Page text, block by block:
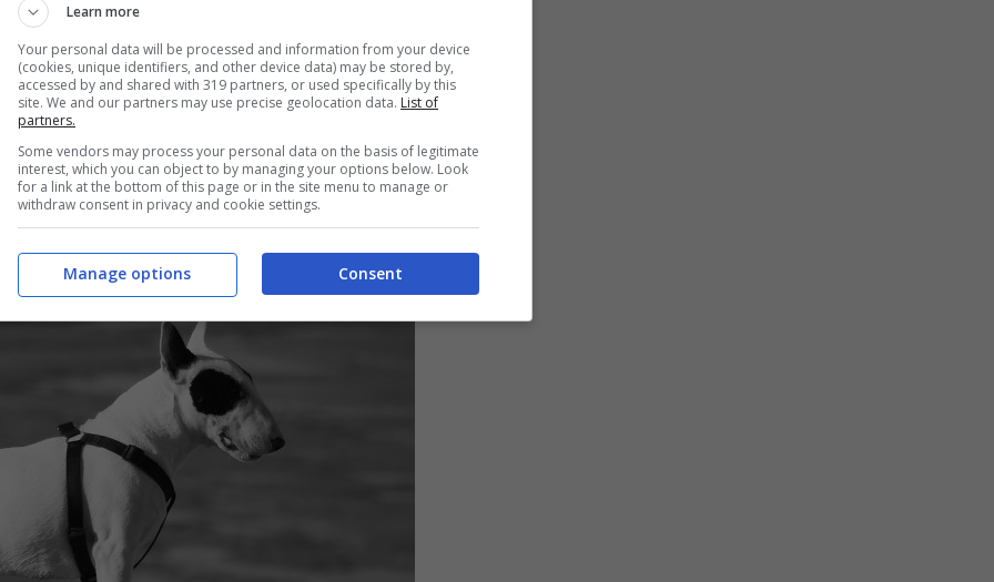
sembra abbassarsi in segno di sottomissione, e
Questa top vi stupirà!
Learn more
Your personal data will be processed and information from your device
(cookies, unique identifiers, and other device data) may be stored by,
accessed by and shared with 319 partners, or used specifically by this
site. We and our partners may use precise geolocation data. List of
partners.
Some vendors may process your personal data on the basis of legitimate
interest, which you can object to by managing your options below. Look
for a link at the bottom of this page or in the site menu to manage or
withdraw consent in privacy and cookie settings.
Consent
Manage options